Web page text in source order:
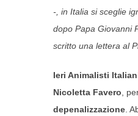
-, in Italia si sceglie
dopo Papa Giovanni
scritto una lettera al
Ieri Animalisti
Nicoletta Favero ,
depenalizzazione .